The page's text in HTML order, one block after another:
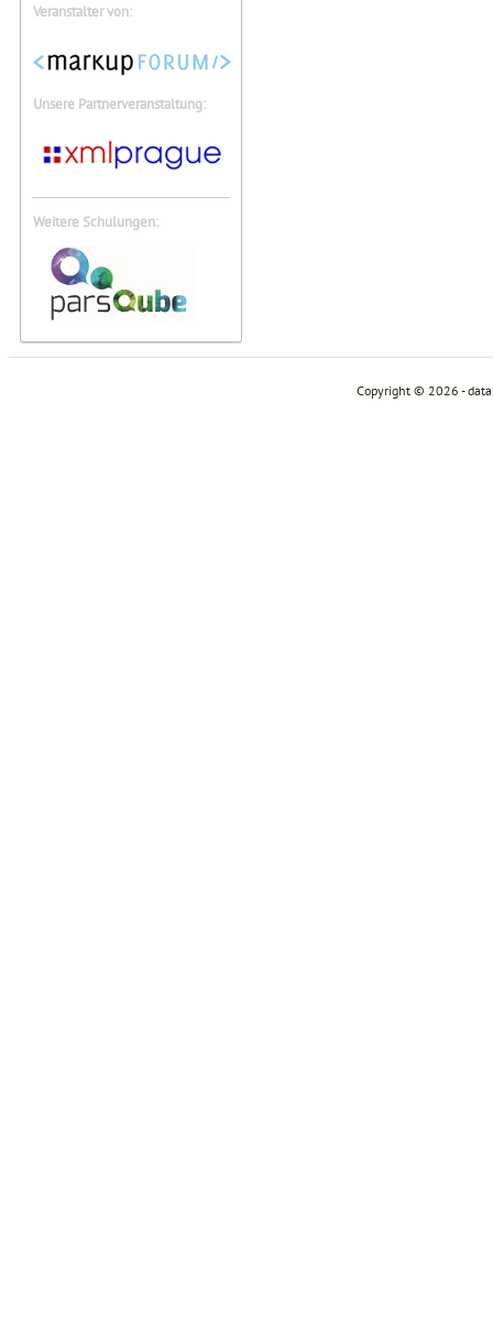
Veranstalter von:
Unsere Partnerveranstaltung:
Weitere Schulungen:
Copyright © 2026 -